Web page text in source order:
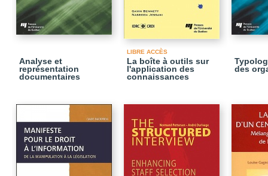
Analyse et
représentation
documentaires
LIBRE ACCÈS
La boîte à outils sur
l'application des
connaissances
des